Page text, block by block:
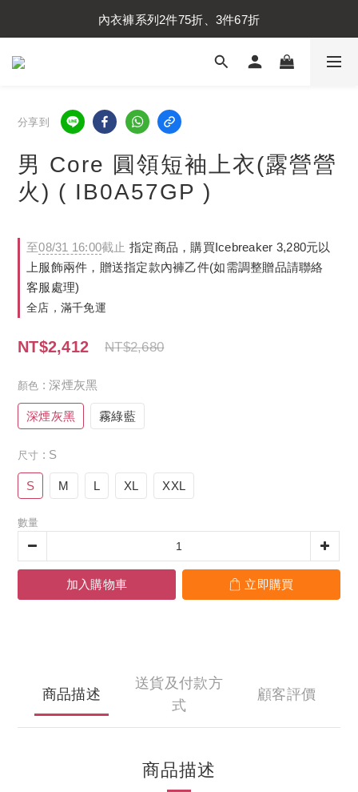
內衣褲系列2件75折、3件67折
內衣褲系列2件75折、3件67折
襪子系列2件75折、3件67折
分享到
男 Core 圓領短袖上衣(露營營
火) ( IB0A57GP )
至08/31 16:00截止 指定商品，購買Icebreaker 3,280元以
上服飾兩件，贈送指定款內褲乙件(如需調整贈品請聯絡
客服處理)
全店，滿千免運
NT$2,412 NT$2,680
顏色 : 深煙灰黑
深煙灰黑 霧綠藍
尺寸 : S
S M L XL XXL
數量
加入購物車 立即購買
商品描述
送貨及付款方
式
顧客評價
商品描述